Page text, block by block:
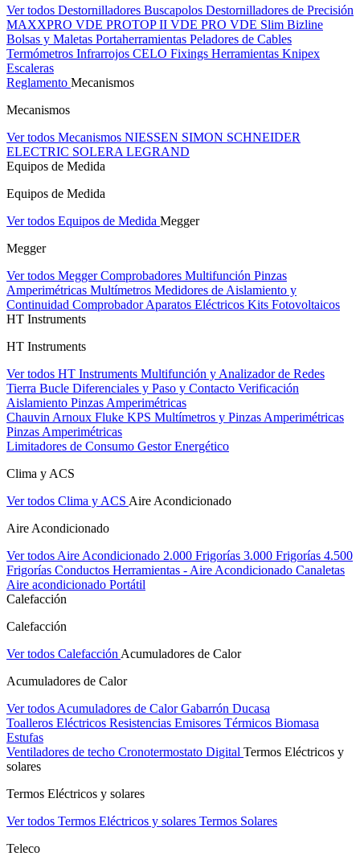
Ver todos Destornilladores Buscapolos Destornilladores de Precisión
MAXXPRO VDE PROTOP II VDE PRO VDE Slim Bizline
Bolsas y Maletas Portaherramientas Peladores de Cables
Termómetros Infrarrojos CELO Fixings Herramientas Knipex
Escaleras
Reglamento Mecanismos
Mecanismos
Ver todos Mecanismos NIESSEN SIMON SCHNEIDER
ELECTRIC SOLERA LEGRAND
Equipos de Medida
Equipos de Medida
Ver todos Equipos de Medida Megger
Megger
Ver todos MeggerComprobadores Multifunción Pinzas
Amperimétricas Multímetros Medidores de Aislamiento y
Continuidad Comprobador Aparatos Eléctricos Kits Fotovoltaicos
HT Instruments
HT Instruments
Ver todos HT Instruments Multifunción y Analizador de Redes
Tierra Bucle Diferenciales y Paso y Contacto Verificación
Aislamiento Pinzas Amperimétricas
Chauvin Arnoux Fluke KPS Multímetros y Pinzas Amperimétricas
Pinzas Amperimétricas
Limitadores de Consumo Gestor Energético
Clima y ACS
Ver todos Clima y ACS Aire Acondicionado
Aire Acondicionado
Ver todos Aire Acondicionado 2.000 Frigorías 3.000 Frigorías 4.500
Frigorías Conductos Herramientas - Aire Acondicionado Canaletas
Aire acondicionado Portátil
Calefacción
Calefacción
Ver todos Calefacción Acumuladores de Calor
Acumuladores de Calor
Ver todos Acumuladores de CalorGabarrón Ducasa
Toalleros Eléctricos Resistencias Emisores Térmicos Biomasa
Estufas
Ventiladores de techo Cronotermostato Digital Termos Eléctricos y
solares
Termos Eléctricos y solares
Ver todos Termos Eléctricos y solares Termos Solares
Teleco